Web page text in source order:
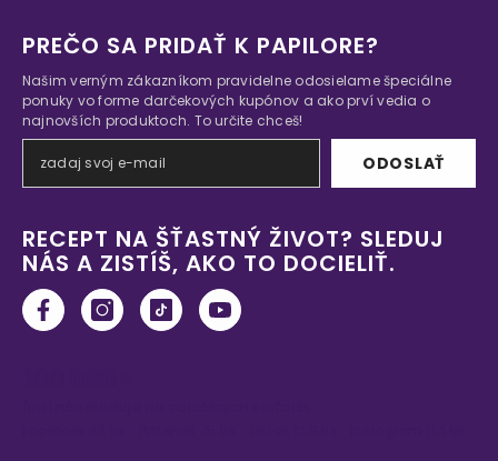
PREČO SA PRIDAŤ K PAPILORE?
Našim verným zákazníkom pravidelne odosielame špeciálne
ponuky vo forme darčekových kupónov a ako prví vedia o
najnovších produktoch. To určite chceš!
ODOSLAŤ
RECEPT NA ŠŤASTNÝ ŽIVOT? SLEDUJ
NÁS A ZISTÍŠ, AKO TO DOCIELIŤ.